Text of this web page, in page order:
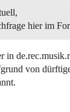
hier im
in
von